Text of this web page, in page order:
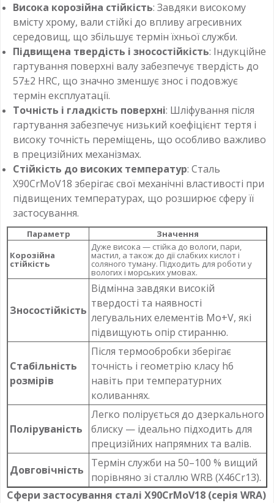
Висока корозійна стійкість: Завдяки високому
вмісту хрому, вали стійкі до впливу агресивних
середовищ, що збільшує термін їхньої служби.
Підвищена твердість і зносостійкість: Індукційне
гартування поверхні валу забезпечує твердість до
57±2 HRC, що значно зменшує знос і подовжує
термін експлуатації.
Точність і гладкість поверхні: Шліфування після
гартування забезпечує низький коефіцієнт тертя і
високу точність переміщень, що особливо важливо
в прецизійних механізмах.
Стійкість до високих температур: Сталь
X90CrMoV18 зберігає свої механічні властивості при
підвищених температурах, що розширює сферу її
застосування.
Параметр
Значення
Корозійна
стійкість
Дуже висока — стійка до вологи, пари,
мастил, а також до дії слабких кислот і
соляного туману. Підходить для роботи у
вологих і морських умовах.
Зносостійкість
Відмінна завдяки високій
твердості та наявності
легувальних елементів Mo+V, які
підвищують опір стиранню.
Стабільність
розмірів
Після термообробки зберігає
точність і геометрію класу h6
навіть при температурних
коливаннях.
Поліруваність
Легко полірується до дзеркального
блиску — ідеально підходить для
прецизійних напрямних та валів.
Довговічність
Термін служби на 50–100 % вищий
порівняно зі сталлю WRB (X46Cr13).
Сфери застосування сталі X90CrMoV18 (серія WRA)